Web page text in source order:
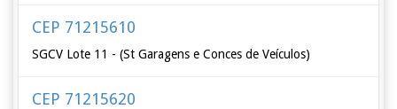
CEP 71215610
SGCV Lote 11 - (St Garagens e Conces de Veículos)
CEP 71215620